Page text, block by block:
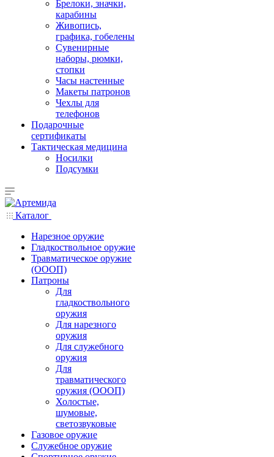
Брелоки, значки,
карабины
Живопись,
графика, гобелены
Сувенирные
наборы, рюмки,
стопки
Часы настенные
Макеты патронов
Чехлы для
телефонов
Подарочные
сертификаты
Тактическая медицина
Носилки
Подсумки
Каталог
Нарезное оружие
Гладкоствольное оружие
Травматическое оружие
(ОООП)
Патроны
Для
гладкоствольного
оружия
Для нарезного
оружия
Для служебного
оружия
Для
травматического
оружия (ОООП)
Холостые,
шумовые,
светозвуковые
Газовое оружие
Служебное оружие